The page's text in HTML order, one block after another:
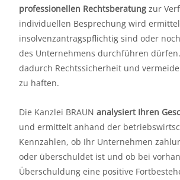
professionellen Rechtsberatung zur
individuellen Besprechung wird
insolvenzantragspflichtig sind oder
des Unternehmens durchführen
dadurch Rechtssicherheit und
zu haften.
Die Kanzlei BRAUN analysiert Ihren
und ermittelt anhand der
Kennzahlen, ob Ihr Unternehmen
oder überschuldet ist und ob bei
Überschuldung eine positive